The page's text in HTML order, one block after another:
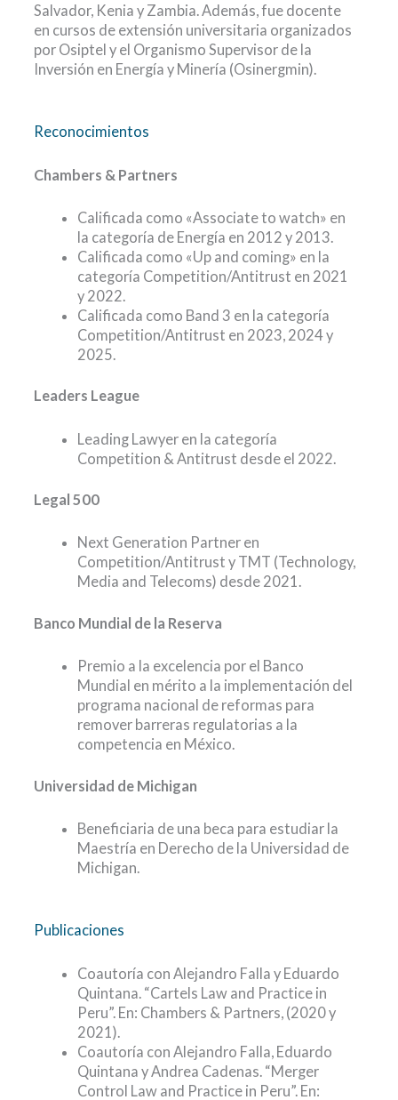
Salvador, Kenia y Zambia. Además, fue docente
en cursos de extensión universitaria organizados
por Osiptel y el Organismo Supervisor de la
Inversión en Energía y Minería (Osinergmin).
Reconocimientos
Chambers & Partners
Calificada como «Associate to watch» en
la categoría de Energía en 2012 y 2013.
Calificada como «Up and coming» en la
categoría Competition/Antitrust en 2021
y 2022.
Calificada como Band 3 en la categoría
Competition/Antitrust en 2023, 2024 y
2025.
Leaders League
Leading Lawyer en la categoría
Competition & Antitrust desde el 2022.
Legal 500
Next Generation Partner en
Competition/Antitrust y TMT (Technology,
Media and Telecoms) desde 2021.
Banco Mundial de la Reserva
Premio a la excelencia por el Banco
Mundial en mérito a la implementación del
programa nacional de reformas para
remover barreras regulatorias a la
competencia en México.
Universidad de Michigan
Beneficiaria de una beca para estudiar la
Maestría en Derecho de la Universidad de
Michigan.
Publicaciones
Coautoría con Alejandro Falla y Eduardo
Quintana. “Cartels Law and Practice in
Peru”. En: Chambers & Partners, (2020 y
2021).
Coautoría con Alejandro Falla, Eduardo
Quintana y Andrea Cadenas. “Merger
Control Law and Practice in Peru”. En: